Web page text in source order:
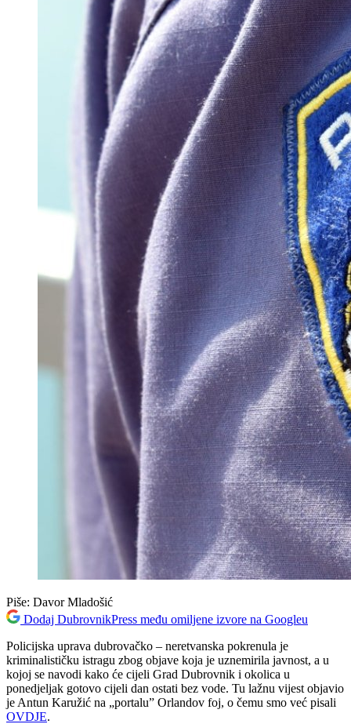
Piše: Davor Mladošić
Dodaj DubrovnikPress među omiljene izvore na Googleu
Policijska uprava dubrovačko – neretvanska pokrenula je
kriminalističku istragu zbog objave koja je uznemirila javnost, a u
kojoj se navodi kako će cijeli Grad Dubrovnik i okolica u
ponedjeljak gotovo cijeli dan ostati bez vode. Tu lažnu vijest objavio
je Antun Karužić na „portalu” Orlandov foj, o čemu smo već pisali
OVDJE.